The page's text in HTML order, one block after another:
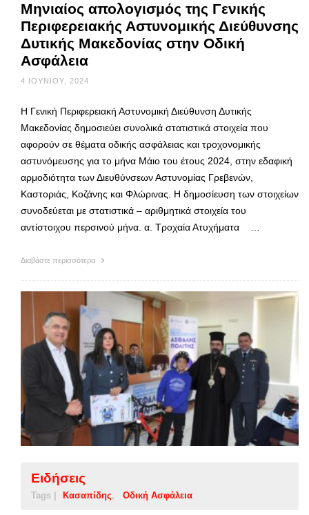
Μηνιαίος απολογισμός της Γενικής
Περιφερειακής Αστυνομικής Διεύθυνσης
Δυτικής Μακεδονίας στην Οδική
Ασφάλεια
4 ΙΟΥΝΊΟΥ, 2024
Η Γενική Περιφερειακή Αστυνομική Διεύθυνση Δυτικής
Μακεδονίας δημοσιεύει συνολικά στατιστικά στοιχεία που
αφορούν σε θέματα οδικής ασφάλειας και τροχονομικής
αστυνόμευσης για το μήνα Μάιο του έτους 2024, στην εδαφική
αρμοδιότητα των Διευθύνσεων Αστυνομίας Γρεβενών,
Καστοριάς, Κοζάνης και Φλώρινας. Η δημοσίευση των στοιχείων
συνοδεύεται με στατιστικά – αριθμητικά στοιχεία του
αντίστοιχου περσινού μήνα. α. Τροχαία Ατυχήματα …
Διαβάστε περισσότερα
Ειδήσεις
Tags | Κασαπίδης Οδική Ασφάλεια